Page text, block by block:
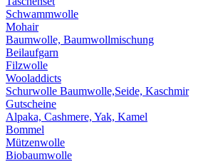
Schwammwolle
Mohair
Baumwolle, Baumwollmischung
Beilaufgarn
Filzwolle
Wooladdicts
Schurwolle Baumwolle,Seide, Kaschmir
Gutscheine
Alpaka, Cashmere, Yak, Kamel
Bommel
Mützenwolle
Biobaumwolle